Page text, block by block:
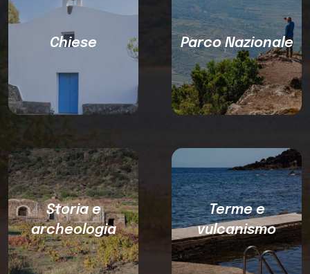
Chiese Parco Nazionale
Storia e
archeologia
Terme e
vulcanismo